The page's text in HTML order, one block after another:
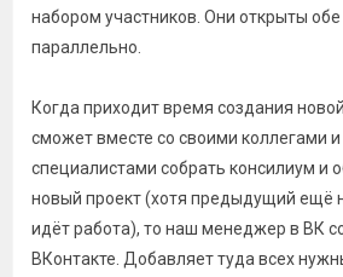
набором участников. Они открыты
параллельно.
Когда приходит время создания
сможет вместе со своими коллегами
специалистами собрать консилиум и
новый проект (хотя предыдущий ещё
идёт работа), то наш менеджер в ВК
ВКонтакте. Добавляет туда всех